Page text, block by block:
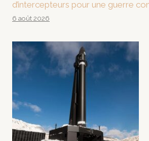
d’intercepteurs pour une guerre
6 août 2026